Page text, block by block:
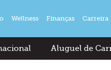
Wellness Finanças Carreira
Aluguel de